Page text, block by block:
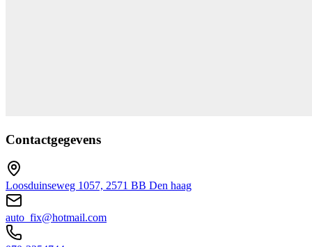
Contactgegevens
Loosduinseweg 1057, 2571 BB Den haag
auto_fix@hotmail.com